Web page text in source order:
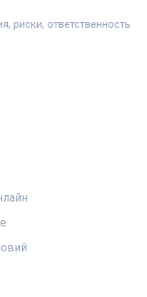
риски, ответственность